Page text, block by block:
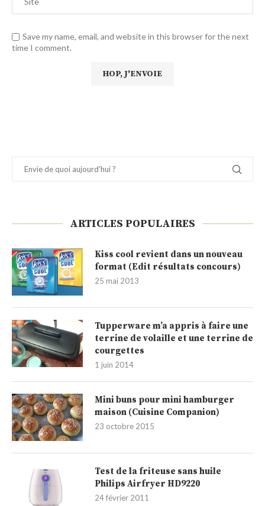
Save my name, email, and website in this browser for the next
time I comment.
ARTICLES POPULAIRES
Kiss cool revient dans un nouveau
format (Edit résultats concours)
25 mai 2013
Tupperware m’a appris à faire une
terrine de volaille et une terrine de
courgettes
1 juin 2014
Mini buns pour mini hamburger
maison (Cuisine Companion)
23 octobre 2015
Test de la friteuse sans huile
Philips Airfryer HD9220
24 février 2011